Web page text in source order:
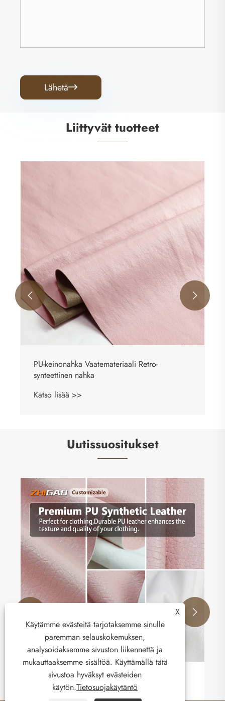
Lähetä
Liittyvät tuotteet
PU-keinonahka Vaatemateriaali Retro-
synteettinen nahka
Katso lisää >>
 
Uutissuositukset
Zhigaon nahkatehtaan päivitykset
vaatemateriaalit: uuden sukupolven

X
Käytämme evästeitä tarjotaksemme sinulle
paremman selauskokemuksen,
analysoidaksemme sivuston liikennettä ja
mukauttaaksemme sisältöä. Käyttämällä tätä
sivustoa hyväksyt evästeiden
käytön.Tietosuojakäytäntö